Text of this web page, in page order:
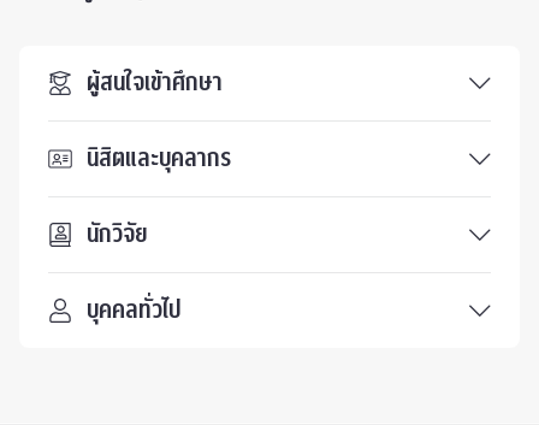
ผู้สนใจเข้าศึกษา
นิสิตและบุคลากร
นักวิจัย
บุคคลทั่วไป